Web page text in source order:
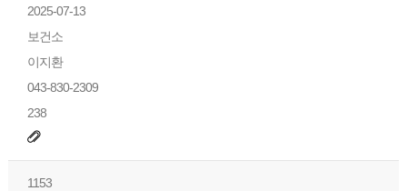
2025-07-13
보건소
이지환
043-830-2309
238
1153